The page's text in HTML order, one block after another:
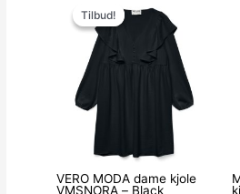
Tilbud!
Tilbud!
VERO MODA dame kjole
VMSNORA – Black
oprindelige
pris
379.95kr..
pris
er:
100.00kr..